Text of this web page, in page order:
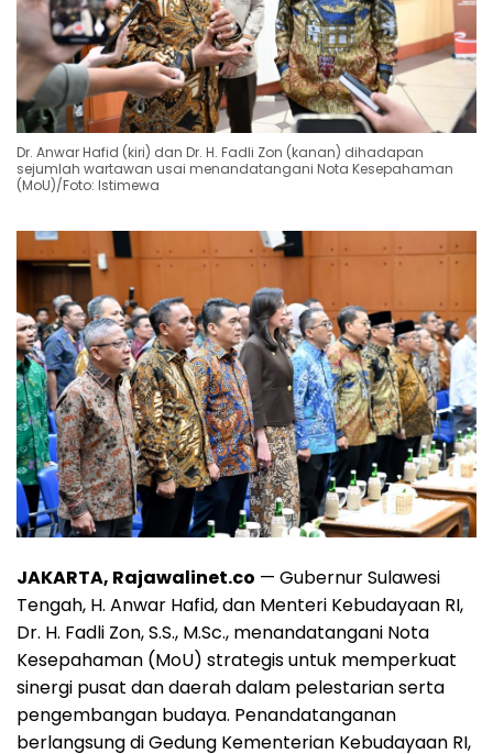
Dr. Anwar Hafid (kiri) dan Dr. H. Fadli Zon (kanan) dihadapan
sejumlah wartawan usai menandatangani Nota Kesepahaman
(MoU)/Foto: Istimewa
JAKARTA, Rajawalinet.co — Gubernur Sulawesi
Tengah, H. Anwar Hafid, dan Menteri Kebudayaan RI,
Dr. H. Fadli Zon, S.S., M.Sc., menandatangani Nota
Kesepahaman (MoU) strategis untuk memperkuat
sinergi pusat dan daerah dalam pelestarian serta
pengembangan budaya. Penandatanganan
berlangsung di Gedung Kementerian Kebudayaan RI,